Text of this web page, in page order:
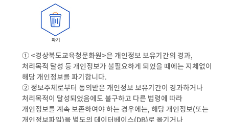
① <경상북도교육청문화원>은 개인정보 보유기간의 경과,
처리목적 달성 등 개인정보가 불필요하게 되었을 때에는 지체없이
해당 개인정보를 파기합니다.
② 정보주체로부터 동의받은 개인정보 보유기간이 경과하거나
처리목적이 달성되었음에도 불구하고 다른 법령에 따라
개인정보를 계속 보존하여야 하는 경우에는, 해당 개인정보(또는
개인정보파일)을 별도의 데이터베이스(DB)로 옮기거나